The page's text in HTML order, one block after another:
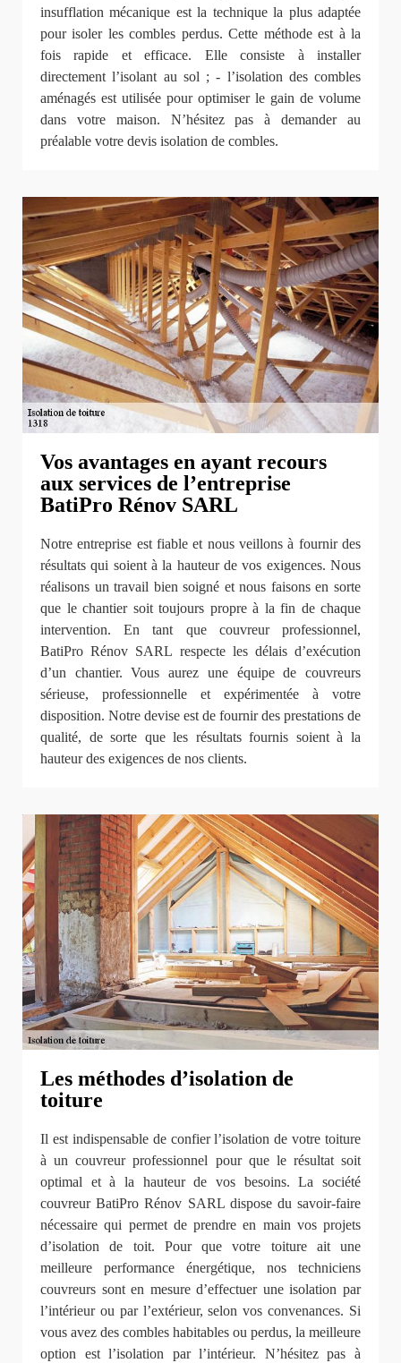
insufflation mécanique est la technique la plus adaptée
pour isoler les combles perdus. Cette méthode est à la
fois rapide et efficace. Elle consiste à installer
directement l’isolant au sol ; - l’isolation des combles
aménagés est utilisée pour optimiser le gain de volume
dans votre maison. N’hésitez pas à demander au
préalable votre devis isolation de combles.
Vos avantages en ayant recours
aux services de l’entreprise
BatiPro Rénov SARL
Notre entreprise est fiable et nous veillons à fournir des
résultats qui soient à la hauteur de vos exigences. Nous
réalisons un travail bien soigné et nous faisons en sorte
que le chantier soit toujours propre à la fin de chaque
intervention. En tant que couvreur professionnel,
BatiPro Rénov SARL respecte les délais d’exécution
d’un chantier. Vous aurez une équipe de couvreurs
sérieuse, professionnelle et expérimentée à votre
disposition. Notre devise est de fournir des prestations de
qualité, de sorte que les résultats fournis soient à la
hauteur des exigences de nos clients.
Les méthodes d’isolation de
toiture
Il est indispensable de confier l’isolation de votre toiture
à un couvreur professionnel pour que le résultat soit
optimal et à la hauteur de vos besoins. La société
couvreur BatiPro Rénov SARL dispose du savoir-faire
nécessaire qui permet de prendre en main vos projets
d’isolation de toit. Pour que votre toiture ait une
meilleure performance énergétique, nos techniciens
couvreurs sont en mesure d’effectuer une isolation par
l’intérieur ou par l’extérieur, selon vos convenances. Si
vous avez des combles habitables ou perdus, la meilleure
option est l’isolation par l’intérieur. N’hésitez pas à